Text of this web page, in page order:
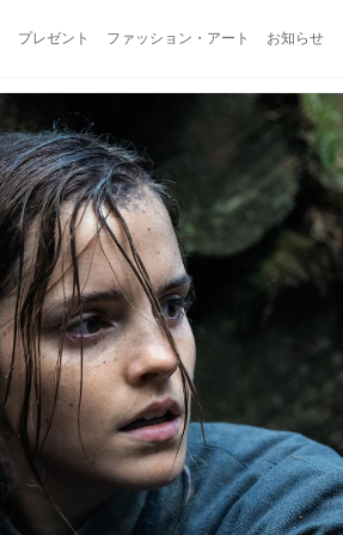
プレゼント ファッション・アート お知らせ